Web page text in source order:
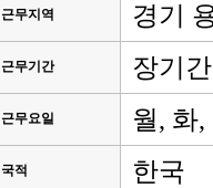
근무지역 경기
근무기간 장기
근무요일 월, 화
국적 한국